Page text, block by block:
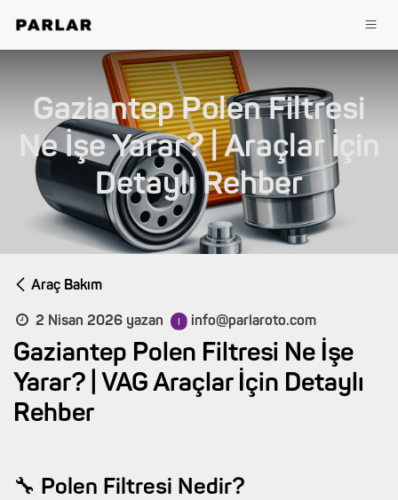
Gaziantep Polen Filtresi
Ne İşe Yarar? | Araçlar İçin
Detaylı Rehber
Araç Bakım
2 Nisan 2026 yazan info@parlaroto.com
Gaziantep Polen Filtresi Ne İşe
Yarar? | VAG Araçlar İçin Detaylı
Rehber
🔧 Polen Filtresi Nedir?